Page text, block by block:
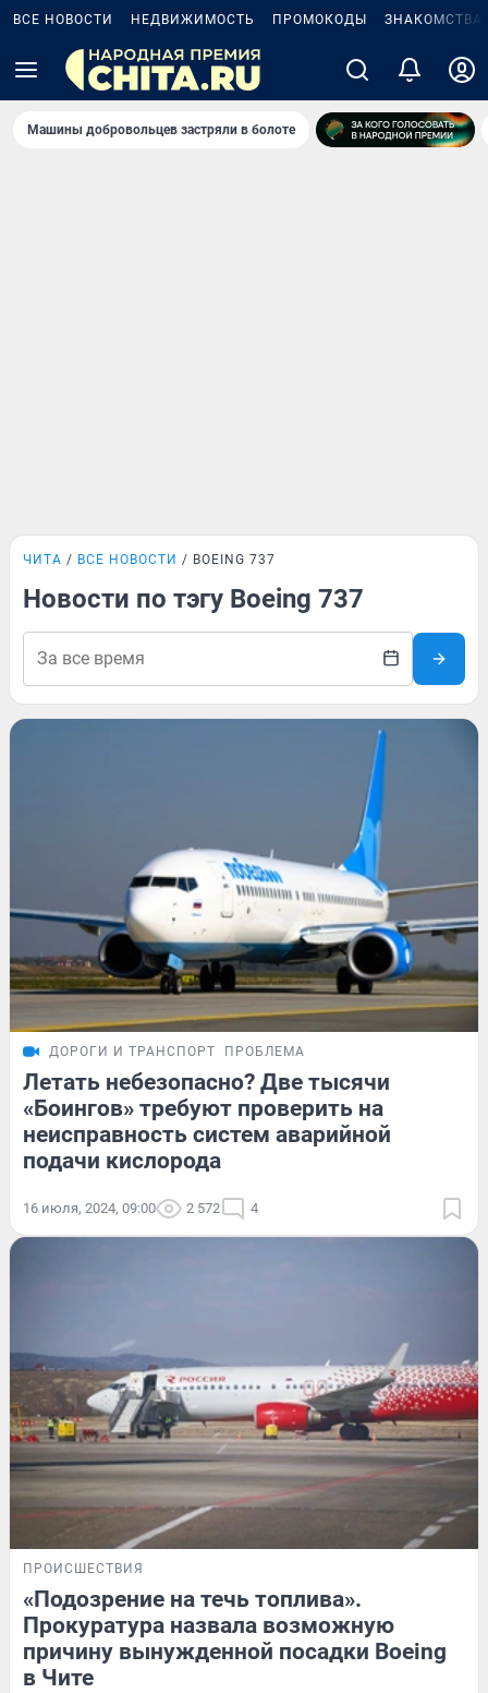
ВСЕ НОВОСТИ НЕДВИЖИМОСТЬ ПРОМОКОДЫ ЗНАКОМСТВА
Машины добровольцев застряли в болоте
ЧИТА ВСЕ НОВОСТИ BOEING 737
Новости по тэгу Boeing 737
ДОРОГИ И ТРАНСПОРТ ПРОБЛЕМА
Летать небезопасно? Две тысячи
«Боингов» требуют проверить на
неисправность систем аварийной
подачи кислорода
16 июля, 2024, 09:00 2 572 4
ПРОИСШЕСТВИЯ
«Подозрение на течь топлива».
Прокуратура назвала возможную
причину вынужденной посадки Boeing
в Чите